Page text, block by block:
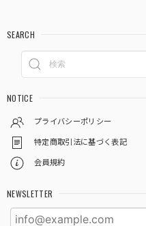
SEARCH
NOTICE
プライバシーポリシー
特定商取引法に基づく表記
会員規約
NEWSLETTER